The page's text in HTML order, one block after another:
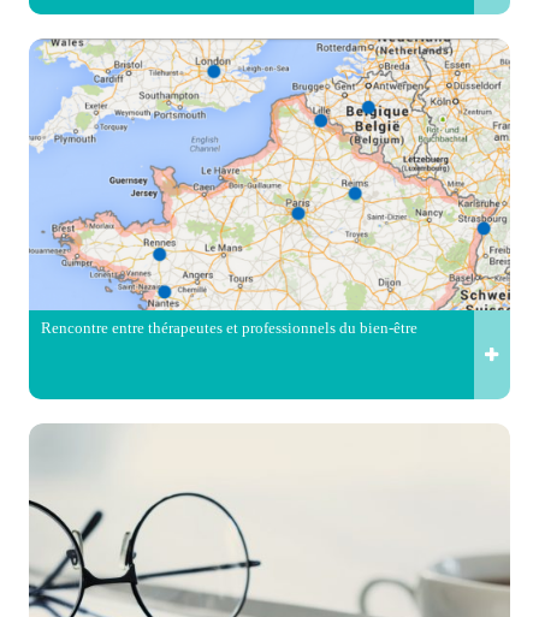
Rencontre entre thérapeutes et professionnels du bien-être